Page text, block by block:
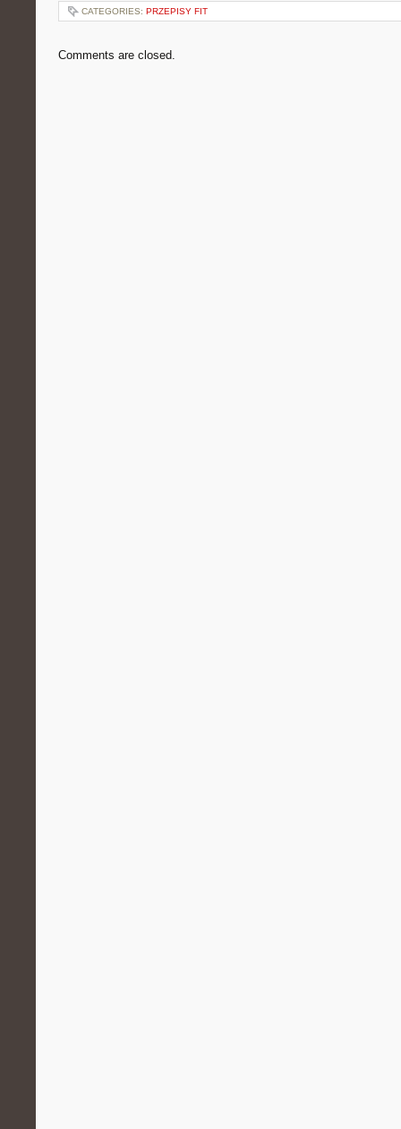
CATEGORIES: PRZEPISY FIT
Comments are closed.